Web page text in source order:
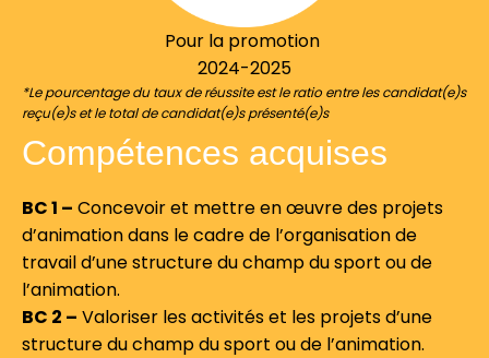
Pour la promotion
2024-2025
*Le pourcentage du taux de réussite est le ratio entre les candidat(e)s
reçu(e)s et le total de candidat(e)s présenté(e)s
Compétences acquises
BC 1 – Concevoir et mettre en œuvre des projets
d’animation dans le cadre de l’organisation de
travail d’une structure du champ du sport ou de
l’animation.
BC 2 – Valoriser les activités et les projets d’une
structure du champ du sport ou de l’animation.